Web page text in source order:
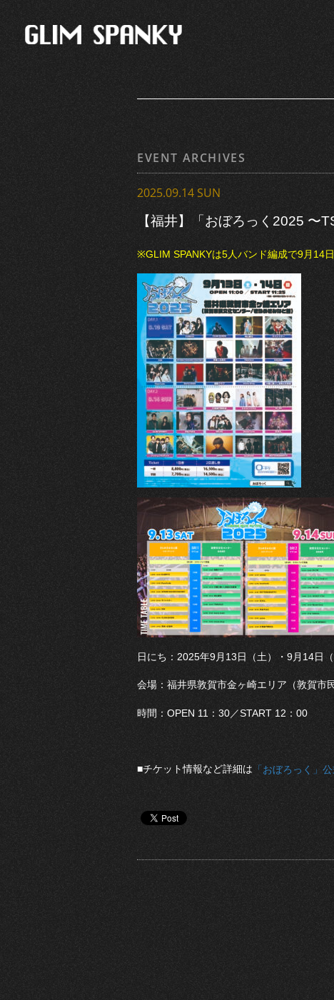
EVENT ARCHIVES
2025.09.14 SUN
【福井】「おぼろっく2025 〜
※GLIM SPANKYは5人バンド編成で9月14
日にち：2025年9月13日（土）・9月14日（
会場：福井県敦賀市金ヶ崎エリア（敦賀市
時間：OPEN 11：30／START 12：00
■チケット情報など詳細は 「おぼろっく」